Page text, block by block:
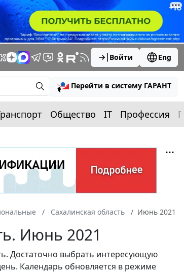
Войти Eng
Перейти в систему ГАРАНТ
Общество IT Профессия
Сахалинская область Июнь 2021
Июнь 2021
Достаточно выбрать интересующую
Календарь обновляется в режиме